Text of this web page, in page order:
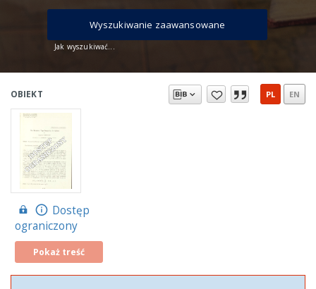
Jak wyszukiwać...
Wyszukiwanie zaawansowane
OBIEKT PL EN
Dostęp
ograniczony
Pokaż treść